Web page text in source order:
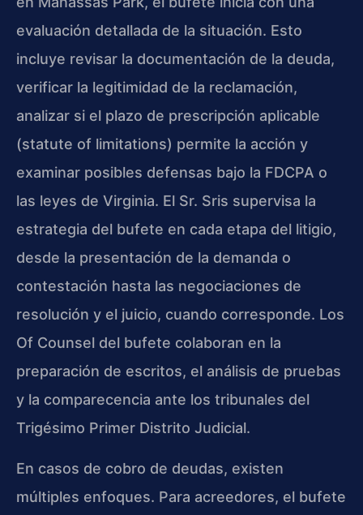
evaluación detallada de la situación. Esto
incluye revisar la documentación de la deuda,
verificar la legitimidad de la reclamación,
analizar si el plazo de prescripción aplicable
(statute of limitations) permite la acción y
examinar posibles defensas bajo la FDCPA o
las leyes de Virginia. El Sr. Sris supervisa la
estrategia del bufete en cada etapa del litigio,
desde la presentación de la demanda o
contestación hasta las negociaciones de
resolución y el juicio, cuando corresponde. Los
Of Counsel del bufete colaboran en la
preparación de escritos, el análisis de pruebas
y la comparecencia ante los tribunales del
Trigésimo Primer Distrito Judicial.
En casos de cobro de deudas, existen
múltiples enfoques. Para acreedores, el bufete